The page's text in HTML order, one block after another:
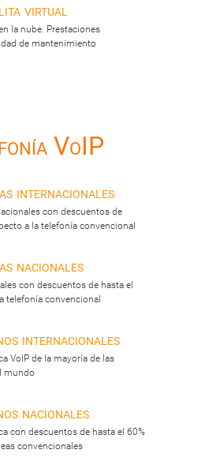
virtual
la nube. Prestaciones
de mantenimiento
VoIP
internacionales
con descuentos de
a la telefonía convencional
nacionales
con descuentos de hasta el
telefonía convencional
internacionales
VoIP de la mayoría de las
mundo
nacionales
con descuentos de hasta el 60%
convencionales